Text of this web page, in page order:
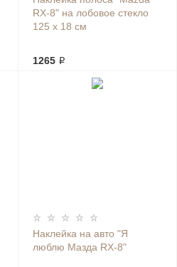
RX-8" на лобовое стекло
125 х 18 см
1265 ₽
Наклейка на авто "Я
люблю Мазда RX-8"